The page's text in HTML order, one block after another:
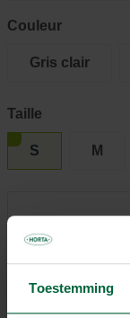
Toestemming
Couleur
Gris clair
Taille
S M
51,45 €
Tous les